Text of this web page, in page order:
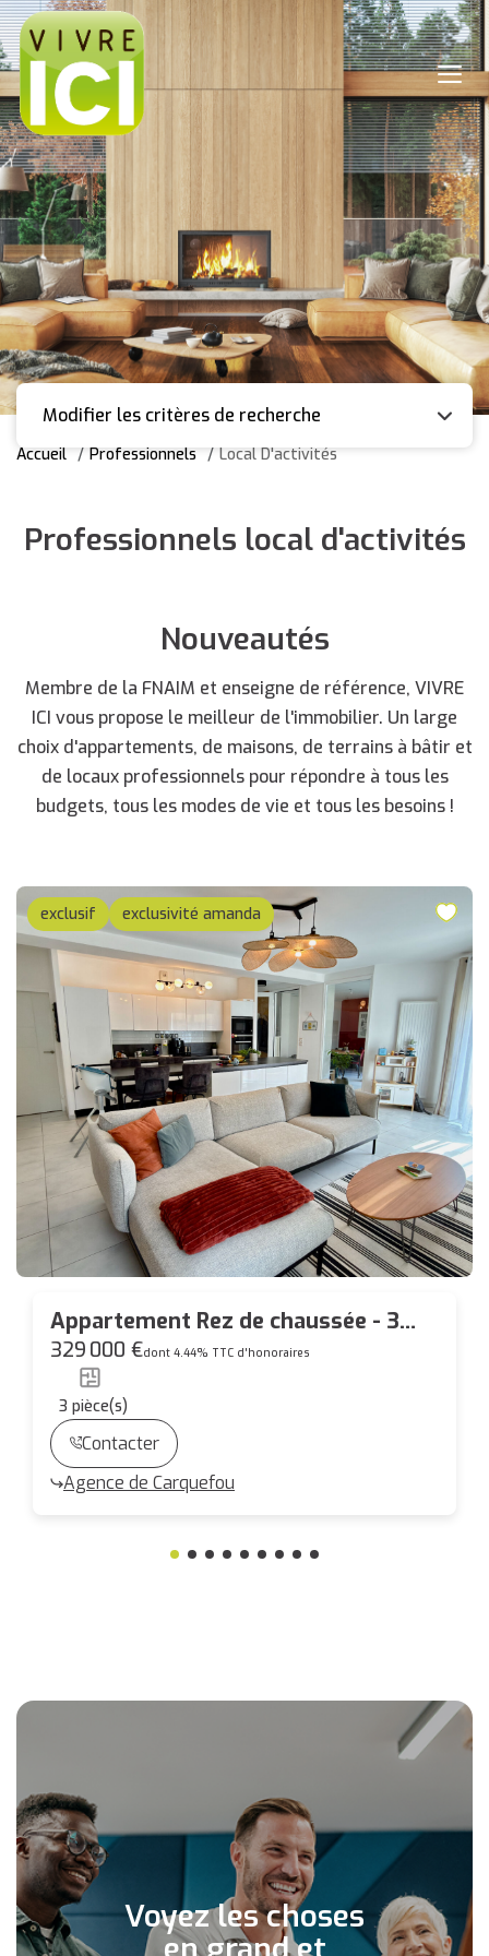
Modifier les critères de recherche
Accueil Professionnels Local D'activités
Professionnels local d'activités
Nouveautés
Membre de la FNAIM et enseigne de référence, VIVRE
ICI vous propose le meilleur de l'immobilier. Un large
choix d'appartements, de maisons, de terrains à bâtir et
de locaux professionnels pour répondre à tous les
budgets, tous les modes de vie et tous les besoins !
exclusif exclusivité amanda
Appartement Rez de chaussée - 3
pièces - Bourg de Carquefou - 94m²
329 000 €dont 4.44% TTC d'honoraires
3 pièce(s)
Contacter
Agence de Carquefou
Voyez les choses